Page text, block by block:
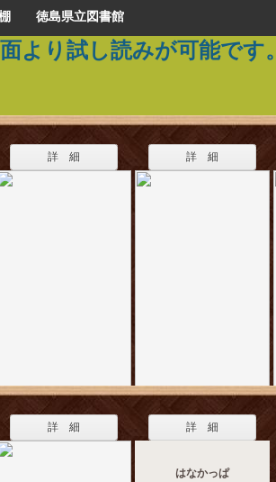
棚 徳島県立図書館
より試し読みが可能です。
詳 細 詳 細
詳 細 詳 細
はなかっぱ